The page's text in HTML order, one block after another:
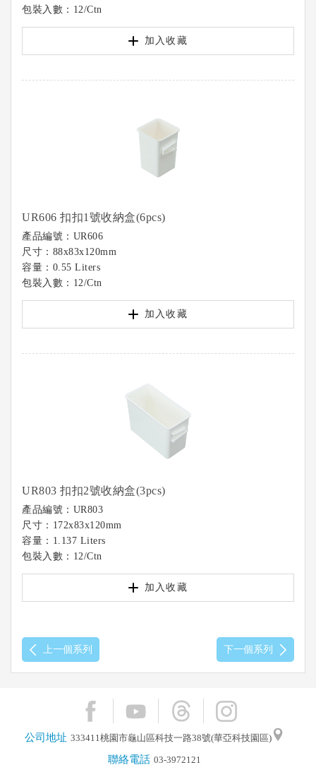
上一個系列 下一個系列
包裝入數：12/Ctn
加入收藏
UR606 扣扣1號收納盒(6pcs)
產品編號：UR606
尺寸：88x83x120mm
容量：0.55 Liters
包裝入數：12/Ctn
加入收藏
UR803 扣扣2號收納盒(3pcs)
產品編號：UR803
尺寸：172x83x120mm
容量：1.137 Liters
包裝入數：12/Ctn
加入收藏
公司地址 333411桃園市龜山區科技一路38號(華亞科技園區)
聯絡電話 03-3972121